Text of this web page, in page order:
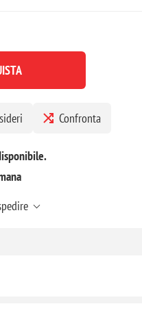
Confronta